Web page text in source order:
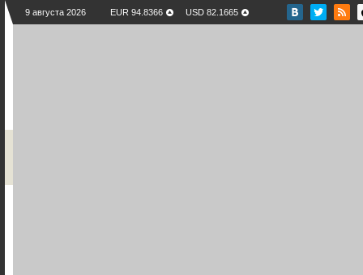
9 августа 2026 EUR 94.8366 USD 82.1665